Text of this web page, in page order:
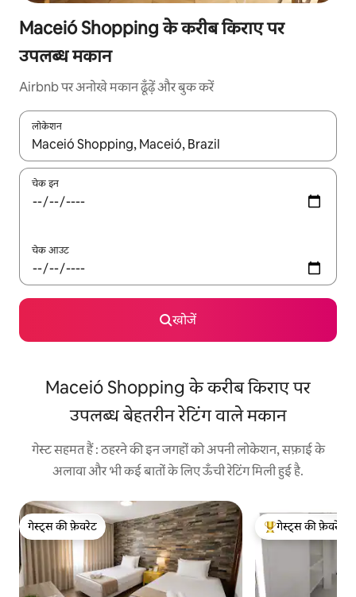
Maceió Shopping के करीब किराए पर
उपलब्ध मकान
Airbnb पर अनोखे मकान ढूँढ़ें और बुक करें
लोकेशन
नतीजों के उपलब्ध होने पर, अप और डाउन 'ऐरो की' का इस्तेमाल करके नेविगेट
चेक इन
चेक आउट
खोजें
Maceió Shopping के करीब किराए पर
उपलब्ध बेहतरीन रेटिंग वाले मकान
गेस्ट सहमत हैं : ठहरने की इन जगहों को अपनी लोकेशन, सफ़ाई के
अलावा और भी कई बातों के लिए ऊँची रेटिंग मिली हुई है.
गेस्ट्स की फ़ेवरेट
गेस्ट्स की फ़ेवरेट
गेस्ट्स का टॉप फ़ेवरेट
गेस्ट्स की फ़ेवरेट